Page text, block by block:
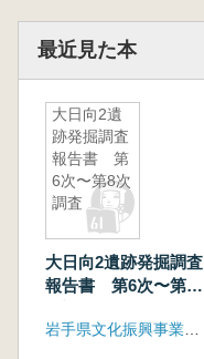
最近見た本
大日向2遺
跡発掘調査
報告書 第
6次〜第8次
調査
大日向2遺跡発掘調査
報告書 第6次〜第8